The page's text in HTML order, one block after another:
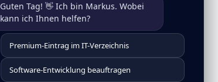
Guten Tag! 👋 Ich bin Markus. Wobei
kann ich Ihnen helfen?
Premium-Eintrag im IT-Verzeichnis
Software-Entwicklung beauftragen